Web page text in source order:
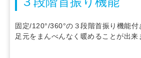
固定/120°/360°の３段階首振り機能付
足元をまんべんなく暖めることが出来